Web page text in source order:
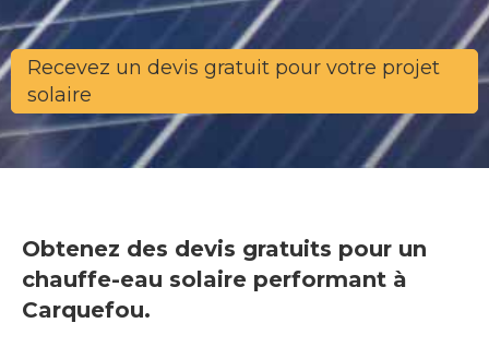
Recevez un devis gratuit pour votre projet
solaire
Obtenez des devis gratuits pour un
chauffe-eau solaire performant à
Carquefou.